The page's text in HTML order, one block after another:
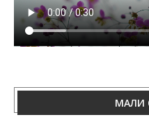
МАЛИ